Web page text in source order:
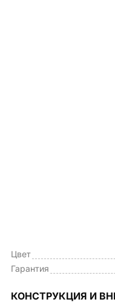
Цвет
Гарантия
КОНСТРУКЦИЯ И